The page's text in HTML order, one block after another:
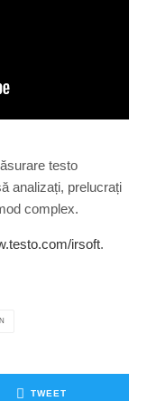
testo
analizați, prelucrați
complex.
irsoft.
TWEET